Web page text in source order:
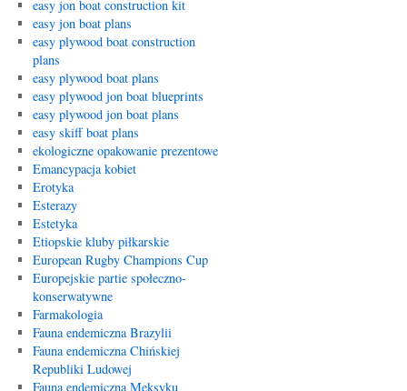
easy jon boat construction kit
easy jon boat plans
easy plywood boat construction
plans
easy plywood boat plans
easy plywood jon boat blueprints
easy plywood jon boat plans
easy skiff boat plans
ekologiczne opakowanie prezentowe
Emancypacja kobiet
Erotyka
Esterazy
Estetyka
Etiopskie kluby piłkarskie
European Rugby Champions Cup
Europejskie partie społeczno-
konserwatywne
Farmakologia
Fauna endemiczna Brazylii
Fauna endemiczna Chińskiej
Republiki Ludowej
Fauna endemiczna Meksyku